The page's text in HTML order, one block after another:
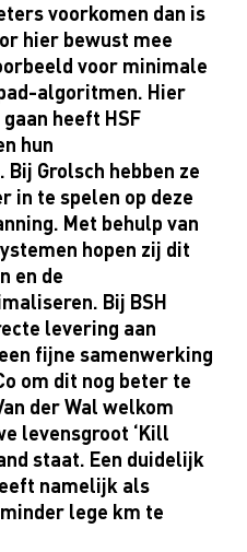
voorkomen dan is
hier bewust mee
voor minimale
algoritmen. Hier
heeft HSF
hun
Bij Grolsch hebben ze
in te spelen op deze
Met behulp van
hopen zij dit
en de
. Bij BSH
levering aan
fijne samenwerking
om dit nog beter te
der Wal welkom
levensgroot ‘Kill
staat. Een duidelijk
namelijk als
lege km te